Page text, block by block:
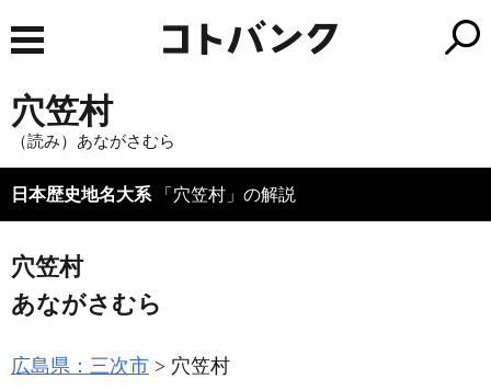
穴笠村
（読み）あながさむら
日本歴史地名大系 「穴笠村」の解説
穴笠村
あながさむら
広島県：三次市
穴笠村